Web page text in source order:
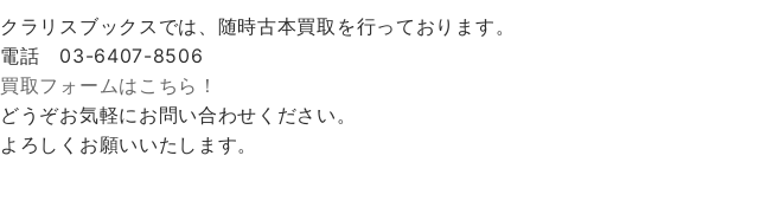
クラリスブックスでは、随時古本買取を行っております。
電話 03-6407-8506
買取フォームはこちら！
どうぞお気軽にお問い合わせください。
よろしくお願いいたします。